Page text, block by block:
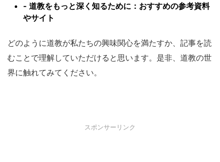
- 道教をもっと深く知るために：おすすめの参考資料
やサイト
どのように道教が私たちの興味関心を満たすか、記事を読
むことで理解していただけると思います。是非、道教の世
界に触れてみてください。
スポンサーリンク